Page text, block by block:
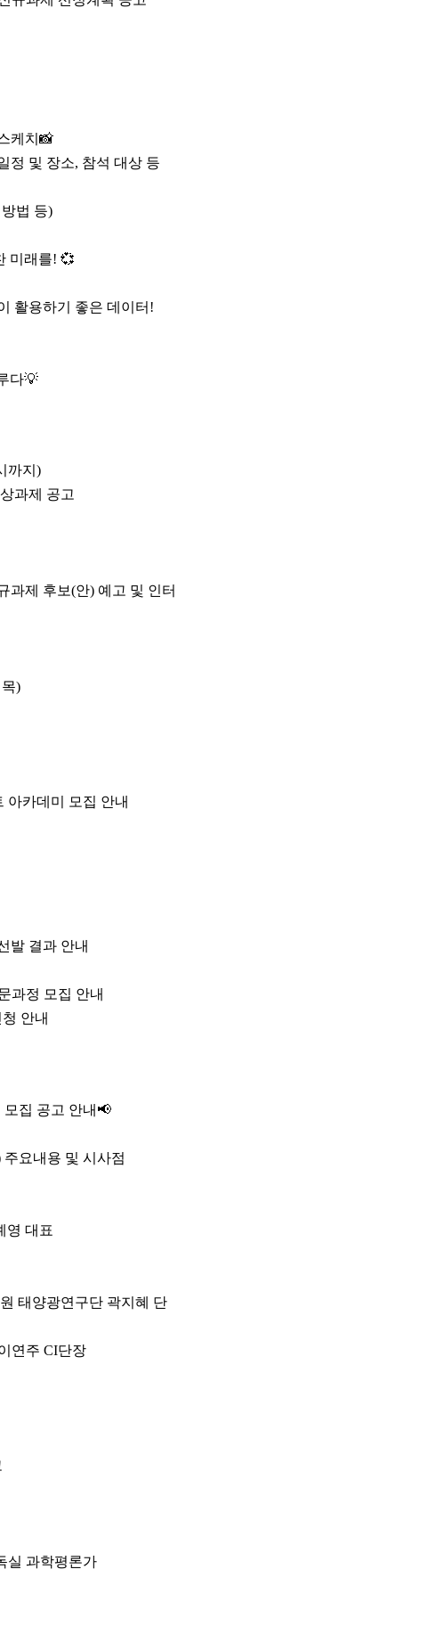
케치📸
정 및 장소, 참석 대상 등
법 등)
미래를! 💞
활용하기 좋은 데이터!
다💡
까지)
과제 공고
과제 후보(안) 예고 및 인터
)
아카데미 모집 안내
발 결과 안내
과정 모집 안내
안내
모집 공고 안내📢
주요내용 및 시사점
영 대표
태양광연구단 곽지혜 단
연주 CI단장
실 과학평론가